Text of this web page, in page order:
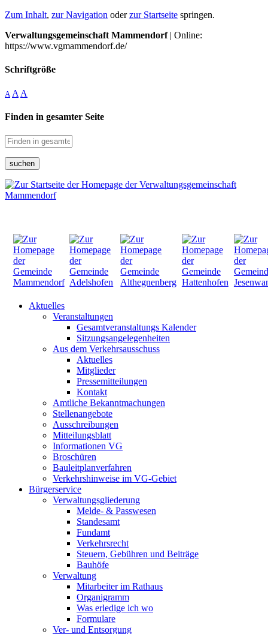
Zum Inhalt, zur Navigation oderzur Startseite springen.
Verwaltungsgemeinschaft Mammendorf| Online:
https://www.vgmammendorf.de/
Schriftgröße
A A A
Finden in gesamter Seite
suchen
Aktuelles
Veranstaltungen
Gesamtveranstaltungs Kalender
Sitzungsangelegenheiten
Aus dem Verkehrsausschuss
Aktuelles
Mitglieder
Pressemitteilungen
Kontakt
Amtliche Bekanntmachungen
Stellenangebote
Ausschreibungen
Mitteilungsblatt
Informationen VG
Broschüren
Bauleitplanverfahren
Verkehrshinweise im VG-Gebiet
Bürgerservice
Verwaltungsgliederung
Melde- & Passwesen
Standesamt
Fundamt
Verkehrsrecht
Steuern, Gebühren und Beiträge
Bauhöfe
Verwaltung
Mitarbeiter im Rathaus
Organigramm
Was erledige ich wo
Formulare
Ver- und Entsorgung